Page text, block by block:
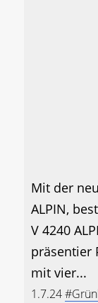
Mit der
ALPIN,
V 4240
präsentier
mit vier...
1.7.24